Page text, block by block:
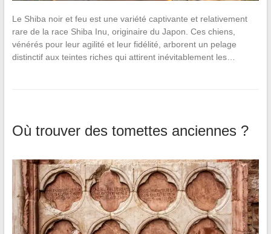
Le Shiba noir et feu est une variété captivante et relativement
rare de la race Shiba Inu, originaire du Japon. Ces chiens,
vénérés pour leur agilité et leur fidélité, arborent un pelage
distinctif aux teintes riches qui attirent inévitablement les…
Où trouver des tomettes anciennes ?